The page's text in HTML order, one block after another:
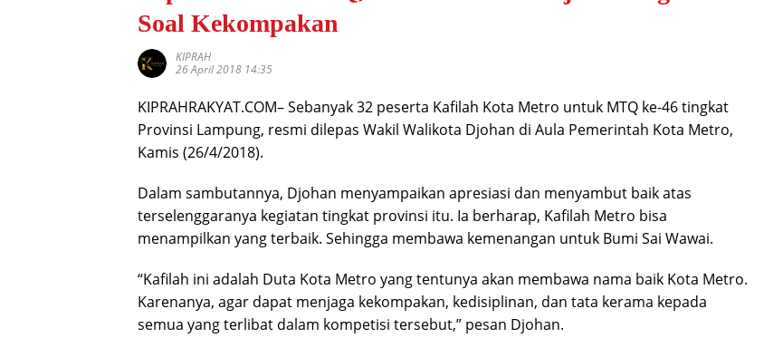
Soal Kekompakan
KIPRAH
26 April 2018 14:35
KIPRAHRAKYAT.COM– Sebanyak 32 peserta Kafilah Kota Metro untuk MTQ ke-46 tingkat
Provinsi Lampung, resmi dilepas Wakil Walikota Djohan di Aula Pemerintah Kota Metro,
Kamis (26/4/2018).
Dalam sambutannya, Djohan menyampaikan apresiasi dan menyambut baik atas
terselenggaranya kegiatan tingkat provinsi itu. Ia berharap, Kafilah Metro bisa
menampilkan yang terbaik. Sehingga membawa kemenangan untuk Bumi Sai Wawai.
“Kafilah ini adalah Duta Kota Metro yang tentunya akan membawa nama baik Kota Metro.
Karenanya, agar dapat menjaga kekompakan, kedisiplinan, dan tata kerama kepada
semua yang terlibat dalam kompetisi tersebut,” pesan Djohan.